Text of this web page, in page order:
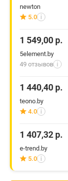
newton
5.0 i
1 549,00 р.
5element.by
49 отзывов i
1 440,40 р.
teono.by
4.0 i
1 407,32 р.
e-trend.by
5.0 i